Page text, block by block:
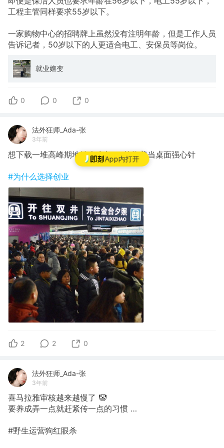
App内打开
工程主管同样要求55岁以下。
一家购物中心的招聘牌上虽然没有注明年龄，但是工作人员
告诉记者，50岁以下的人更适合电工、安保员等岗位。
就业嬗变
0 0 0
法外狂师_Ada-张
3年前
想下载一堆高峰期地铁众生相pic轮换着当桌面强心针
#为什么选择创业
2 2 0
法外狂师_Ada-张
3年前
喜马拉雅审核越来越慢了 🤡
要养成弄一点就赶紧传一点的习惯 …
#野生运营狗红眼杀